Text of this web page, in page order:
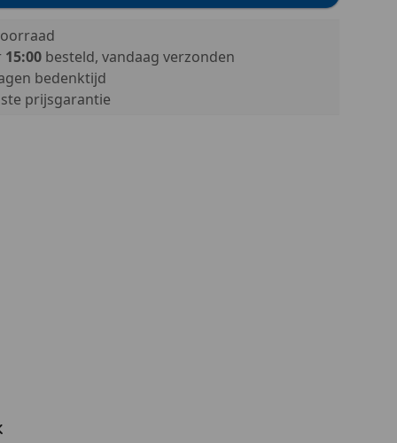
15:00besteld, vandaag verzonden
bedenktijd
prijsgarantie